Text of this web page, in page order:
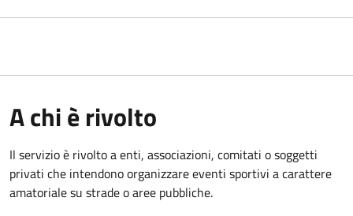
A chi è rivolto
Il servizio è rivolto a enti, associazioni, comitati o soggetti
privati che intendono organizzare eventi sportivi a carattere
amatoriale su strade o aree pubbliche.